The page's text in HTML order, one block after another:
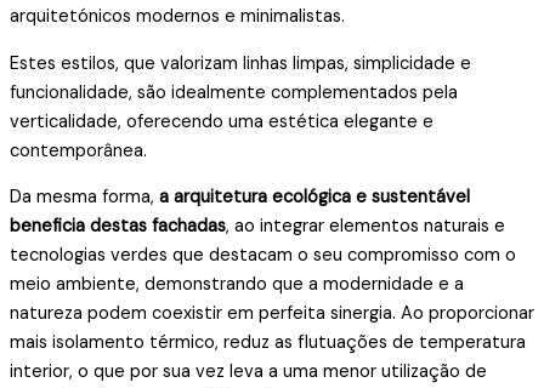
arquitetónicos modernos e minimalistas.
Estes estilos, que valorizam linhas limpas, simplicidade e
funcionalidade, são idealmente complementados pela
verticalidade, oferecendo uma estética elegante e
contemporânea.
Da mesma forma, a arquitetura ecológica e sustentável
beneficia destas fachadas, ao integrar elementos naturais e
tecnologias verdes que destacam o seu compromisso com o
meio ambiente, demonstrando que a modernidade e a
natureza podem coexistir em perfeita sinergia. Ao proporcionar
mais isolamento térmico, reduz as flutuações de temperatura
interior, o que por sua vez leva a uma menor utilização de